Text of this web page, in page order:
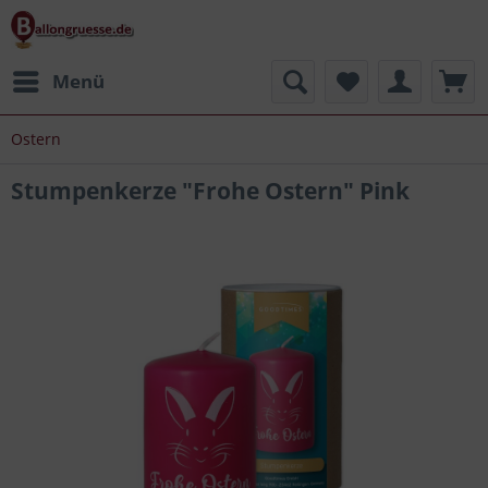
Menü
Ostern
Stumpenkerze "Frohe Ostern" Pink